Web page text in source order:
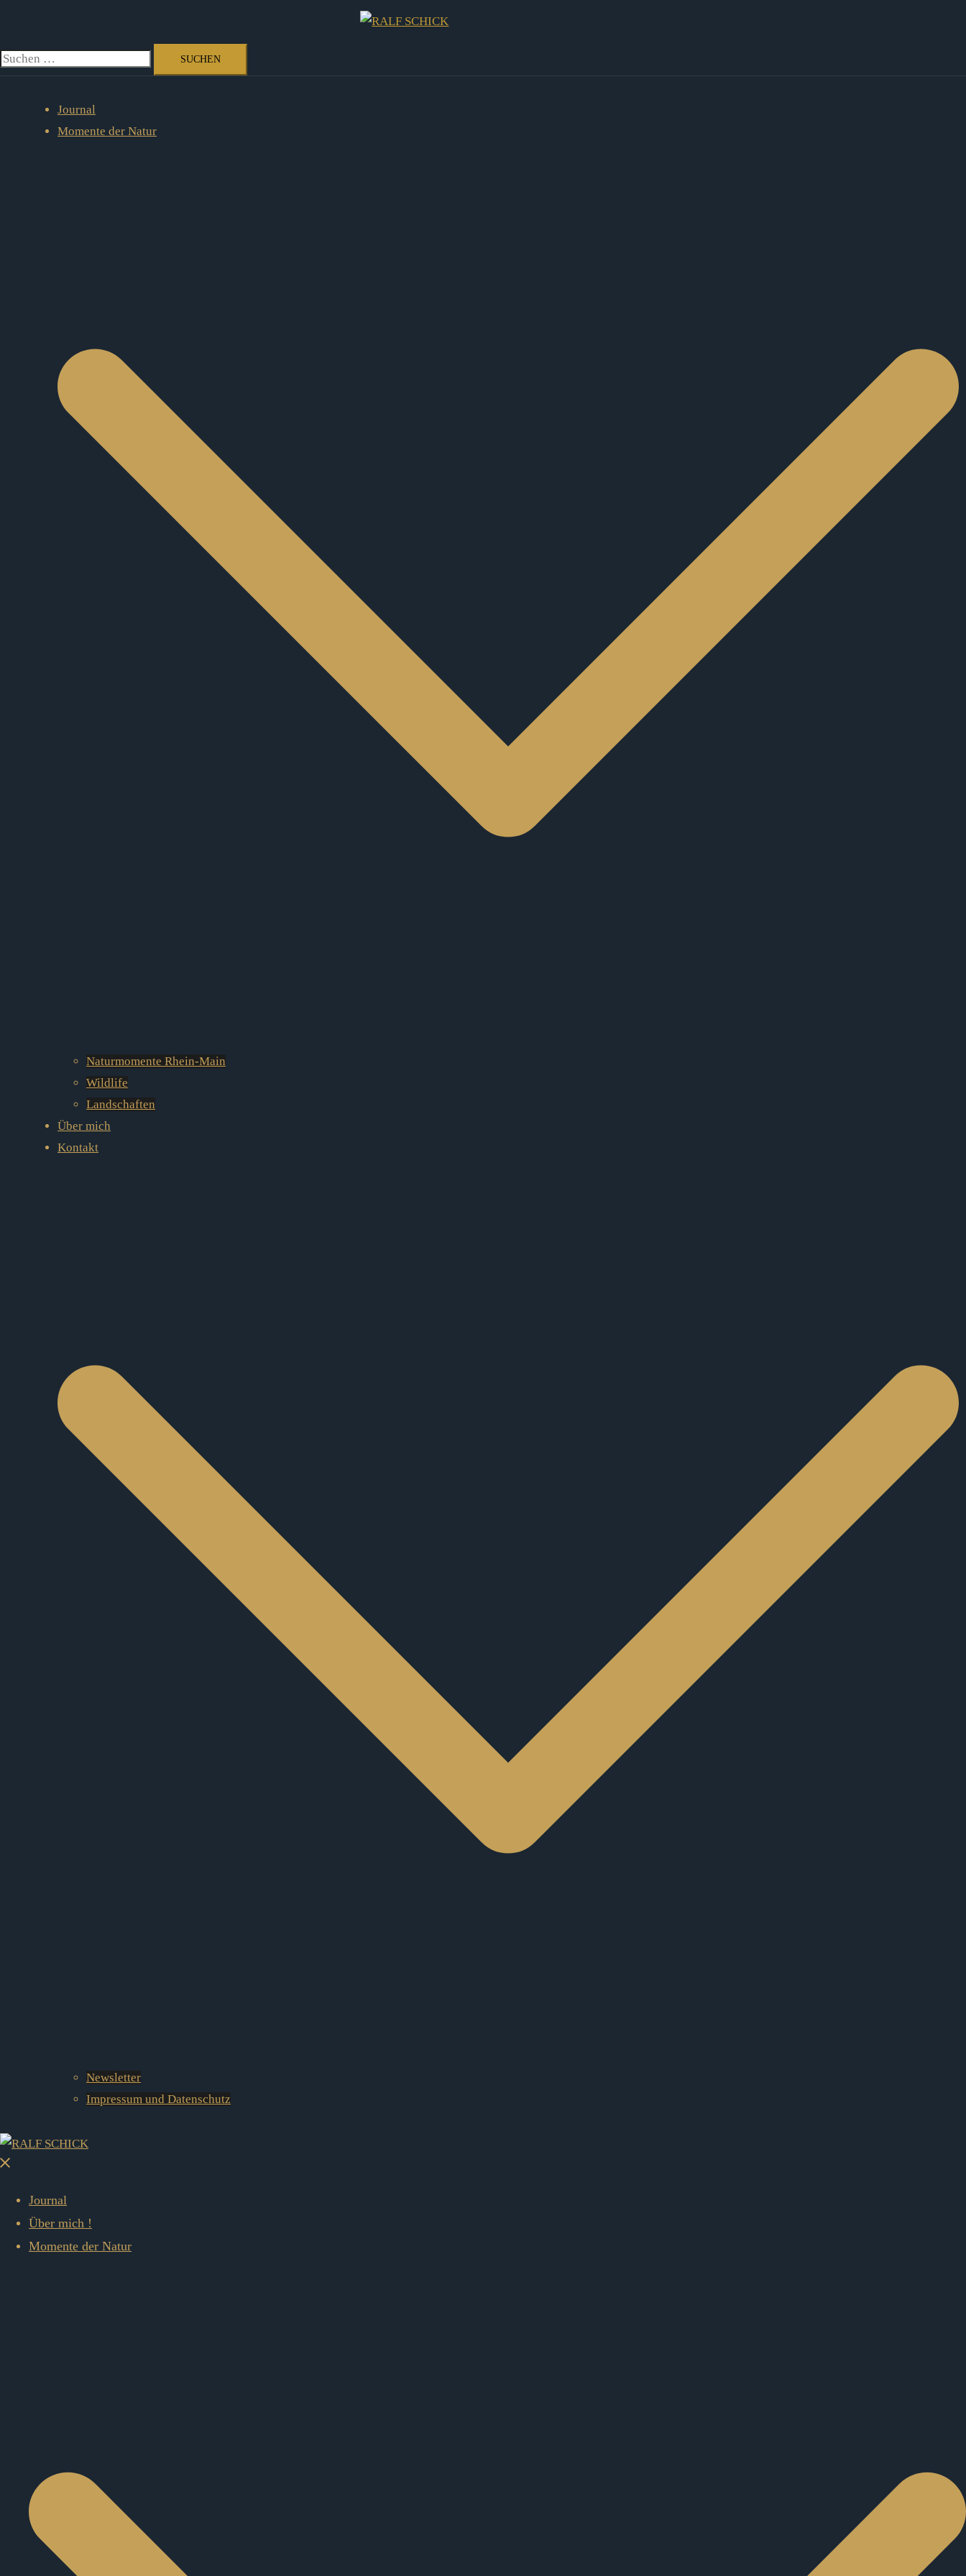
springen
Suchen
Journal
Momente der Natur
Naturmomente Rhein-Main
Wildlife
Landschaften
Über mich
Kontakt
Newsletter
Impressum und Datenschutz
Menü
Journal
Über mich !
Momente der Natur